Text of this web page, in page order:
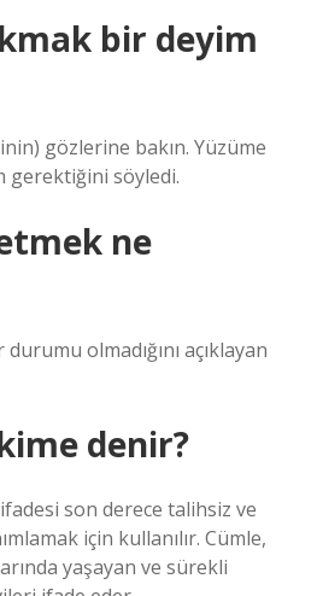
bir deyim
gözlerine bakın. Yüzüme
gerektiğini söyledi.
ne
olmadığını açıklayan
denir?
son derece talihsiz ve
için kullanılır. Cümle,
yaşayan ve sürekli